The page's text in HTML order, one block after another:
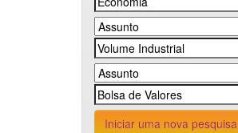
Iniciar uma nova pesquisa